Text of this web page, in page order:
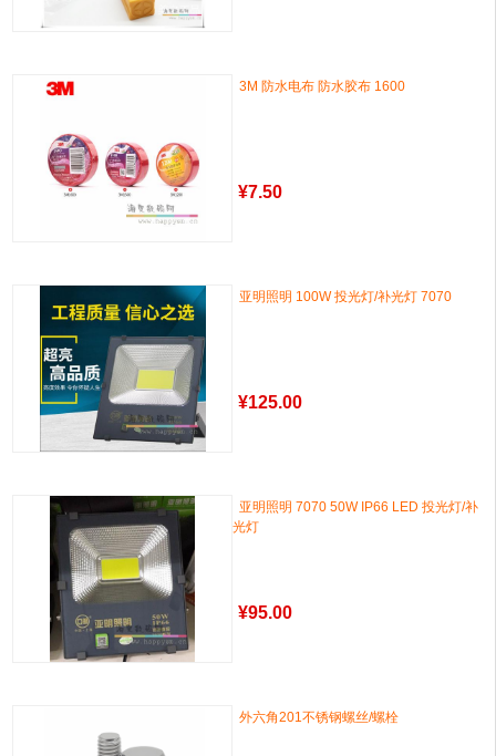
3M 防水电布 防水胶布 1600
¥7.50
亚明照明 100W 投光灯/补光灯 7070
¥125.00
亚明照明 7070 50W IP66 LED 投光灯/补
光灯
¥95.00
外六角201不锈钢螺丝/螺栓